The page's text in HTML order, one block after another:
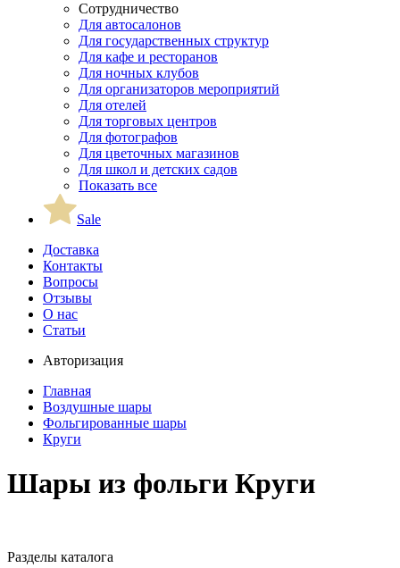
Сотрудничество
Для автосалонов
Для государственных структур
Для кафе и ресторанов
Для ночных клубов
Для организаторов мероприятий
Для отелей
Для торговых центров
Для фотографов
Для цветочных магазинов
Для школ и детских садов
Показать все
Sale
Доставка
Контакты
Вопросы
Отзывы
О нас
Статьи
Авторизация
Главная
Воздушные шары
Фольгированные шары
Круги
Шары из фольги Круги
Разделы каталога